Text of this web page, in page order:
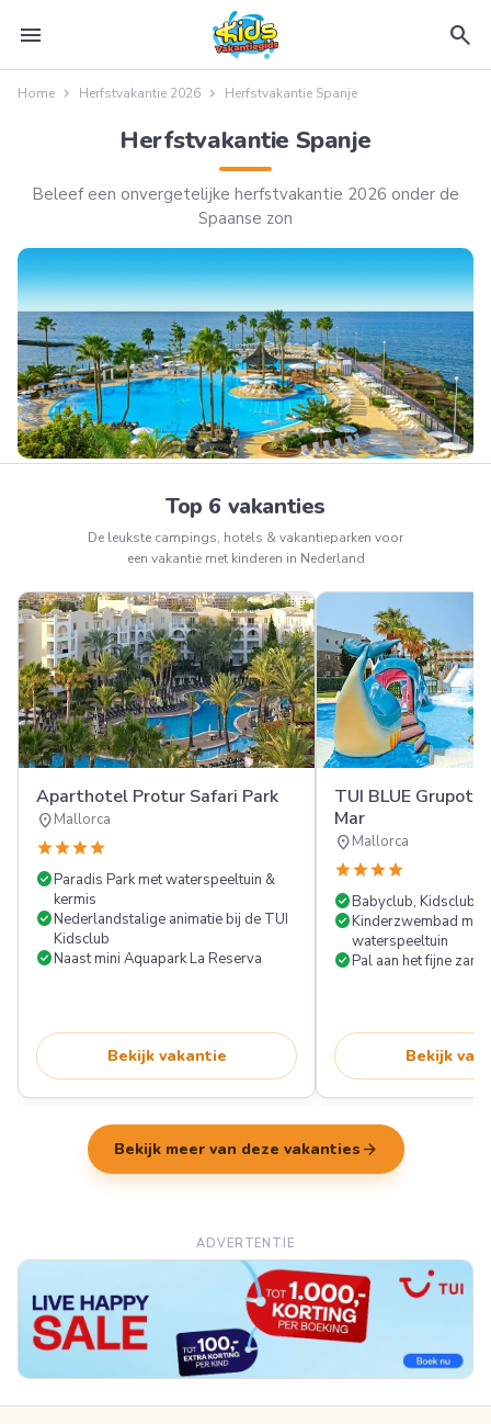
menu search
Home Herfstvakantie 2026 Herfstvakantie Spanje
Herfstvakantie Spanje
Beleef een onvergetelijke herfstvakantie 2026 onder de
Spaanse zon
Top 6 vakanties
De leukste campings, hotels & vakantieparken voor
een vakantie met kinderen in Nederland
Aparthotel Protur Safari Park
location_onMallorca
starstarstarstar
check_circleParadis Park met waterspeeltuin &
kermis
check_circleNederlandstalige animatie bij de TUI
Kidsclub
check_circleNaast mini Aquapark La Reserva
Bekijk vakantie
TUI BLUE
Mar
location_onMallorca
starstarstarstar
check_circleBabyclub, Kidsclub
check_circleKinderzwembad met
waterspeeltuin
check_circlePal aan het fijne
Bekijk
Bekijk meer van deze vakanties arrow_forward
ADVERTENTIE